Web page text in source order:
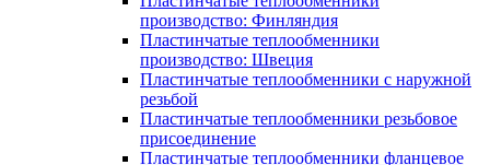
производство: Финляндия
Пластинчатые теплообменники
производство: Швеция
Пластинчатые теплообменники с наружной
резьбой
Пластинчатые теплообменники резьбовое
присоединение
Пластинчатые теплообменники фланцевое